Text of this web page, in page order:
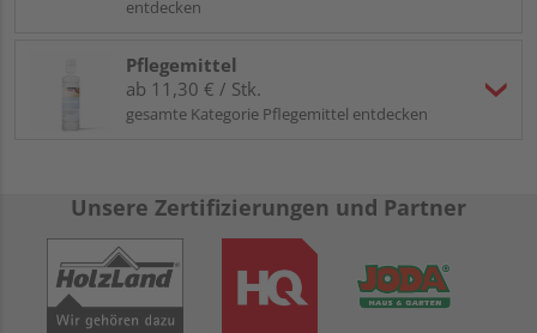
entdecken
Pflegemittel
ab 11,30 € / Stk.
gesamte Kategorie Pflegemittel entdecken
Unsere Zertifizierungen und Partner